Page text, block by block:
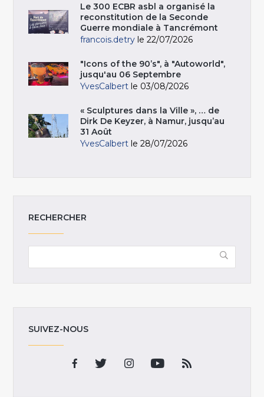
Le 300 ECBR asbl a organisé la
reconstitution de la Seconde
Guerre mondiale à Tancrémont
francois.detry le 22/07/2026
"Icons of the 90’s", à "Autoworld",
jusqu'au 06 Septembre
YvesCalbert le 03/08/2026
« Sculptures dans la Ville », … de
Dirk De Keyzer, à Namur, jusqu’au
31 Août
YvesCalbert le 28/07/2026
RECHERCHER
SUIVEZ-NOUS